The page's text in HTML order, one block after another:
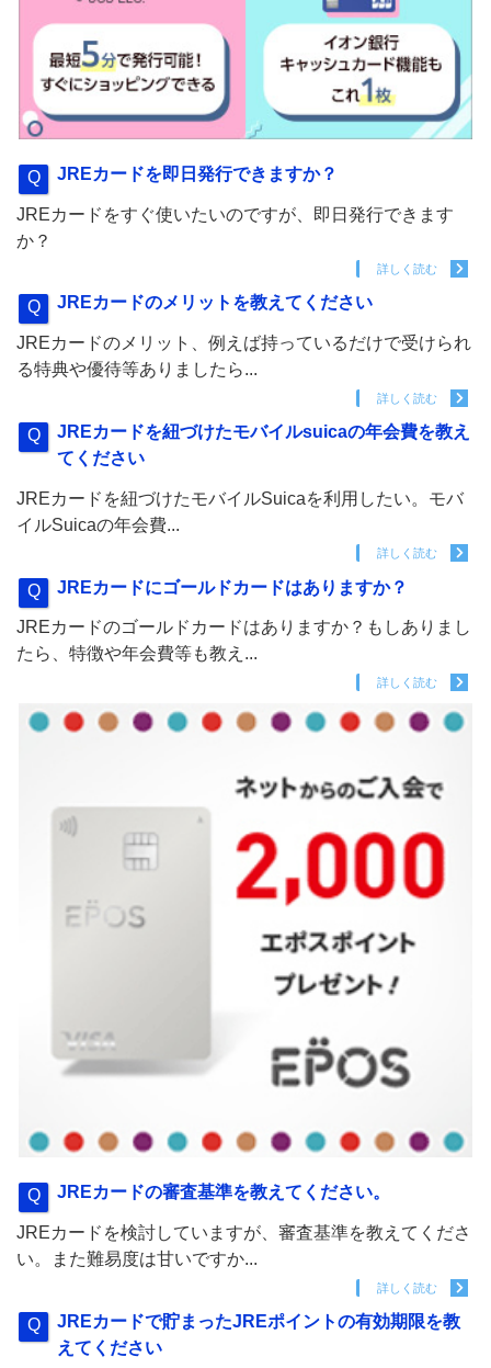
JREカードを即日発行できますか？
JREカードをすぐ使いたいのですが、即日発行できます
か？
詳しく読む
JREカードのメリットを教えてください
JREカードのメリット、例えば持っているだけで受けられ
る特典や優待等ありましたら...
詳しく読む
JREカードを紐づけたモバイルsuicaの年会費を教え
てください
JREカードを紐づけたモバイルSuicaを利用したい。モバ
イルSuicaの年会費...
詳しく読む
JREカードにゴールドカードはありますか？
JREカードのゴールドカードはありますか？もしありまし
たら、特徴や年会費等も教え...
詳しく読む
JREカードの審査基準を教えてください。
JREカードを検討していますが、審査基準を教えてくださ
い。また難易度は甘いですか...
詳しく読む
JREカードで貯まったJREポイントの有効期限を教
えてください